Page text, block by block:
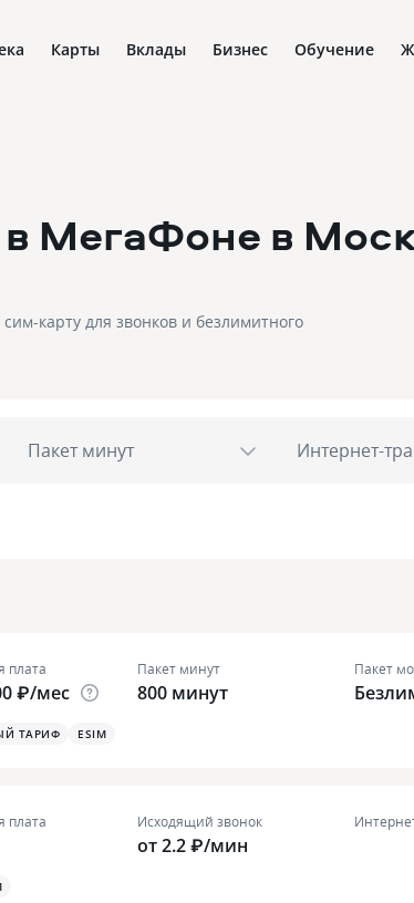
Карты Вклады Бизнес Обучение
МегаФоне в
карту для звонков и безлимитного
Пакет минут Интернет-
плата
₽/мес
Пакет минут
800 минут
Пакет
ТАРИФ ESIM
плата Исходящий звонок
от 2.2 ₽/мин